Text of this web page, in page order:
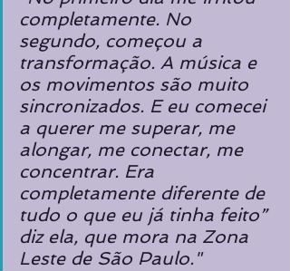
completamente. No
segundo, começou a
transformação. A música e
os movimentos são muito
sincronizados. E eu comecei
a querer me superar, me
alongar, me conectar, me
concentrar. Era
completamente diferente de
tudo o que eu já tinha feito”
diz ela, que mora na Zona
Leste de São Paulo."